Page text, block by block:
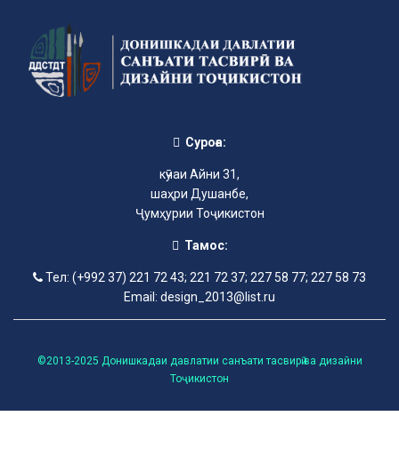
Суроға:
кӯчаи Айни 31,
шаҳри Душанбе,
Ҷумҳурии Тоҷикистон
Тамос:
Тел: (+992 37) 221 72 43; 221 72 37; 227 58 77; 227 58 73
Email: design_2013@list.ru
©2013-2025 Донишкадаи давлатии санъати тасвирӣ ва дизайни
Тоҷикистон